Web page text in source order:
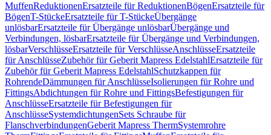
MuffenReduktionenErsatzteile für ReduktionenBögenErsatzteile für
BögenT-StückeErsatzteile für T-StückeÜbergänge
unlösbarErsatzteile für Übergänge unlösbarÜbergänge und
Verbindungen, lösbarErsatzteile für Übergänge und Verbindungen,
lösbarVerschlüsseErsatzteile für VerschlüsseAnschlüsseErsatzteile
für AnschlüsseZubehör für Geberit Mapress EdelstahlErsatzteile für
Zubehör für Geberit Mapress EdelstahlSchutzkappen für
RohrendeDämmungen für AnschlüsseIsolierungen für Rohre und
FittingsAbdichtungen für Rohre und FittingsBefestigungen für
AnschlüsseErsatzteile für Befestigungen für
AnschlüsseSystemdichtungenSets Schraube für
FlanschverbindungenGeberit Mapress ThermSystemrohre